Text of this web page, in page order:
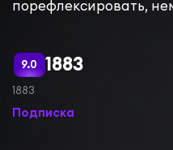
порефлексировать,
9.0 1883
1883
Подписка